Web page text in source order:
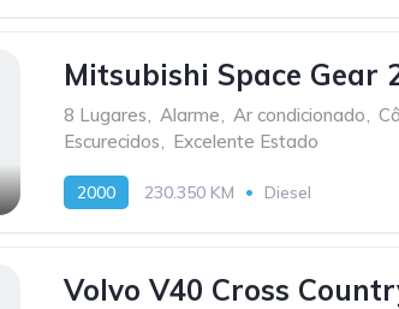
Mitsubishi Space Gear
8 Lugares, Alarme, Ar condicionado,
Escurecidos, Excelente Estado
2000 230.350 KM Diesel
Volvo V40 Cross